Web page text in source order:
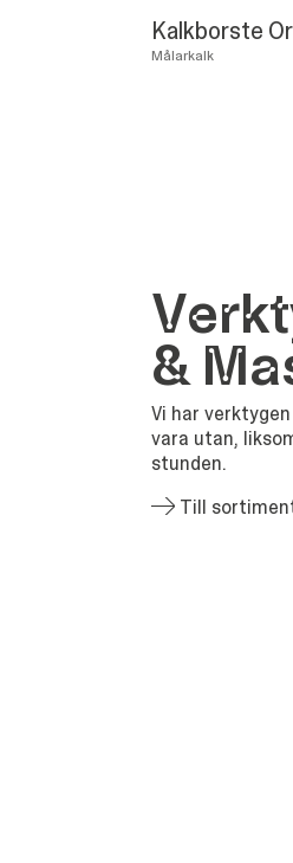
Kalkborste
Målarkalk
&
Vi har
vara utan,
stunden.
Till